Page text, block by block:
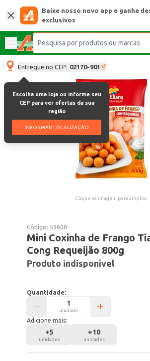
Baixe nosso novo app e ganhe
exclusivos
Entregue no CEP: 02170-901
Escolha uma loja ou informe seu
CEP para ver ofertas da sua
região
INFORMAR LOCALIZAÇÃO
Clique na imagem para ampliar.
Código: 53600
Mini Coxinha de Frango
Cong Requeijão 800g
Produto indisponível
Quantidade:
unidade
Adicione mais:
+5
unidades
+10
unidades